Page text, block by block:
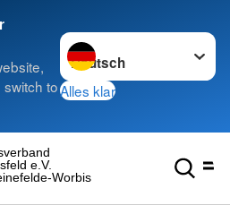
to
Sprache wechseln zu
Alles klar
Worbis
e.V.